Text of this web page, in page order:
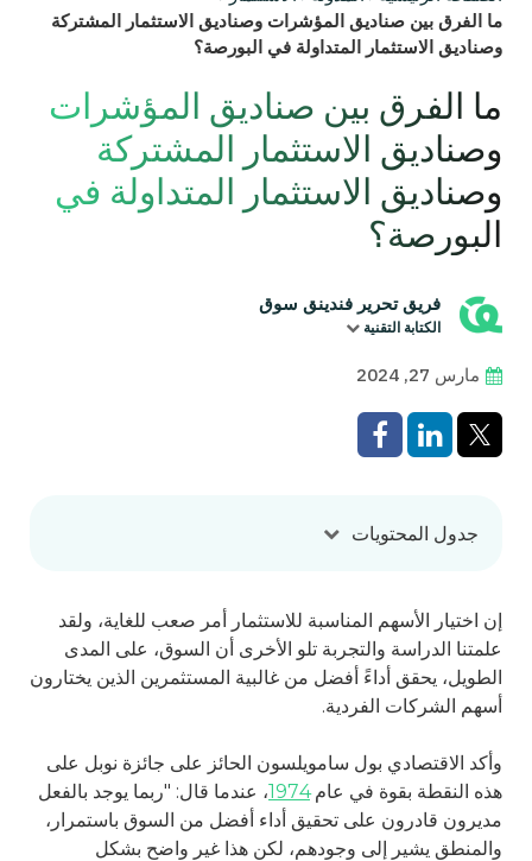
ما الفرق بين صناديق المؤشرات وصناديق الاستثمار المشتركة
وصناديق الاستثمار المتداولة في البورصة؟
ما الفرق بين صناديق المؤشرات
وصناديق الاستثمار المشتركة
وصناديق الاستثمار المتداولة في
البورصة؟
فريق تحرير فندينق سوق
الكتابة التقنية
مارس 27, 2024
جدول المحتويات
إن اختيار الأسهم المناسبة للاستثمار أمر صعب للغاية، ولقد
علمتنا الدراسة والتجربة تلو الأخرى أن السوق، على المدى
الطويل، يحقق أداءً أفضل من غالبية المستثمرين الذين يختارون
أسهم الشركات الفردية.
وأكد الاقتصادي بول سامويلسون الحائز على جائزة نوبل على
هذه النقطة بقوة في عام1974، عندما قال: "ربما يوجد بالفعل
مديرون قادرون على تحقيق أداء أفضل من السوق باستمرار،
والمنطق يشير إلى وجودهم، لكن هذا غير واضح بشكل